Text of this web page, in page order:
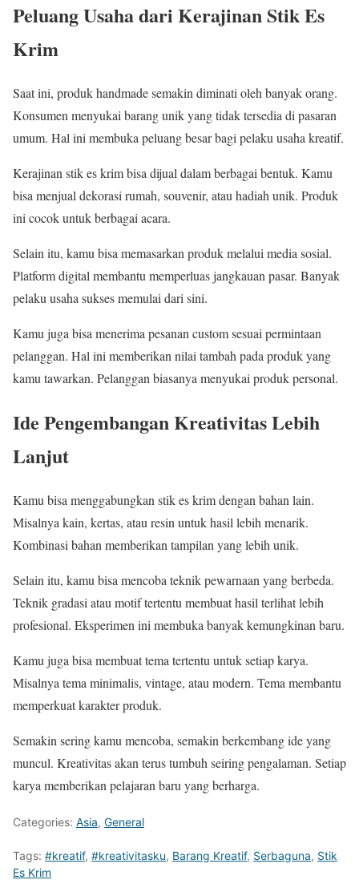
Peluang Usaha dari Kerajinan Stik Es
Krim
Saat ini, produk handmade semakin diminati oleh banyak orang.
Konsumen menyukai barang unik yang tidak tersedia di pasaran
umum. Hal ini membuka peluang besar bagi pelaku usaha kreatif.
Kerajinan stik es krim bisa dijual dalam berbagai bentuk. Kamu
bisa menjual dekorasi rumah, souvenir, atau hadiah unik. Produk
ini cocok untuk berbagai acara.
Selain itu, kamu bisa memasarkan produk melalui media sosial.
Platform digital membantu memperluas jangkauan pasar. Banyak
pelaku usaha sukses memulai dari sini.
Kamu juga bisa menerima pesanan custom sesuai permintaan
pelanggan. Hal ini memberikan nilai tambah pada produk yang
kamu tawarkan. Pelanggan biasanya menyukai produk personal.
Ide Pengembangan Kreativitas Lebih
Lanjut
Kamu bisa menggabungkan stik es krim dengan bahan lain.
Misalnya kain, kertas, atau resin untuk hasil lebih menarik.
Kombinasi bahan memberikan tampilan yang lebih unik.
Selain itu, kamu bisa mencoba teknik pewarnaan yang berbeda.
Teknik gradasi atau motif tertentu membuat hasil terlihat lebih
profesional. Eksperimen ini membuka banyak kemungkinan baru.
Kamu juga bisa membuat tema tertentu untuk setiap karya.
Misalnya tema minimalis, vintage, atau modern. Tema membantu
memperkuat karakter produk.
Semakin sering kamu mencoba, semakin berkembang ide yang
muncul. Kreativitas akan terus tumbuh seiring pengalaman. Setiap
karya memberikan pelajaran baru yang berharga.
Categories: Asia, General
Tags: #kreatif, #kreativitasku, Barang Kreatif, Serbaguna, Stik
Es Krim